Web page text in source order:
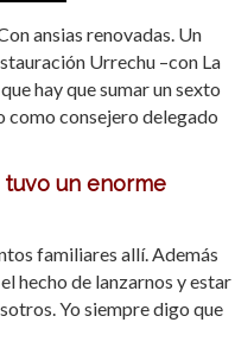
ansias renovadas. Un
Urrechu –con La
hay que sumar un sexto
consejero delegado
tuvo un enorme
familiares allí. Además
hecho de lanzarnos y estar
Yo siempre digo que